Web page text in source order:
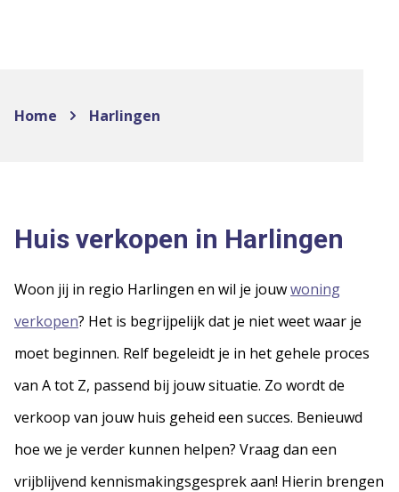
Home Harlingen
Huis verkopen in Harlingen
Woon jij in regio Harlingen en wil je jouwwoning
verkopen? Het is begrijpelijk dat je niet weet waar je
moet beginnen. Relf begeleidt je in het gehele proces
van A tot Z, passend bij jouw situatie. Zo wordt de
verkoop van jouw huis geheid een succes. Benieuwd
hoe we je verder kunnen helpen? Vraag dan een
vrijblijvend kennismakingsgesprek aan! Hierin brengen